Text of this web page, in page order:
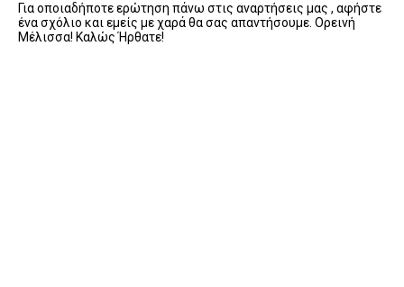
Για οποιαδήποτε ερώτηση πάνω στις αναρτήσεις μας , αφήστε
ένα σχόλιο και εμείς με χαρά θα σας απαντήσουμε. Ορεινή
Μέλισσα! Καλώς Ήρθατε!